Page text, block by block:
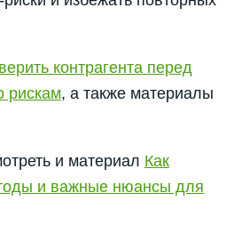
контрагента перед
рискам, а также материалы
и материал Как
и важные нюансы для